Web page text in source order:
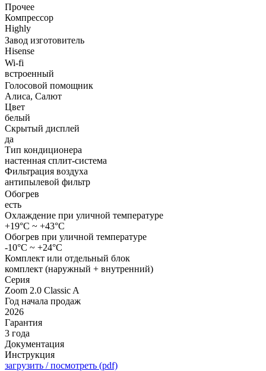
Прочее
Компрессор
Highly
Завод изготовитель
Hisense
Wi-fi
встроенный
Голосовой помощник
Алиса, Салют
Цвет
белый
Скрытый дисплей
да
Тип кондиционера
настенная сплит-система
Фильтрация воздуха
антипылевой фильтр
Обогрев
есть
Охлаждение при уличной температуре
+19°С ~ +43°С
Обогрев при уличной температуре
-10°С ~ +24°С
Комплект или отдельный блок
комплект (наружный + внутренний)
Серия
Zoom 2.0 Classic A
Год начала продаж
2026
Гарантия
3 года
Документация
Инструкция
загрузить / посмотреть (pdf)